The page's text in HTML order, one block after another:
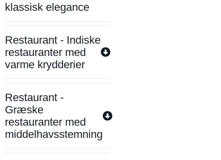
klassisk elegance
Restaurant - Indiske
restauranter med
varme krydderier
Restaurant -
Græske
restauranter med
middelhavsstemning